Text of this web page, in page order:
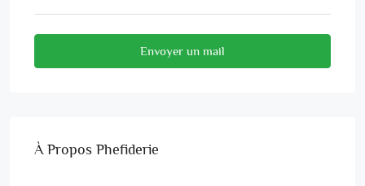
Envoyer un mail
À Propos Phefiderie